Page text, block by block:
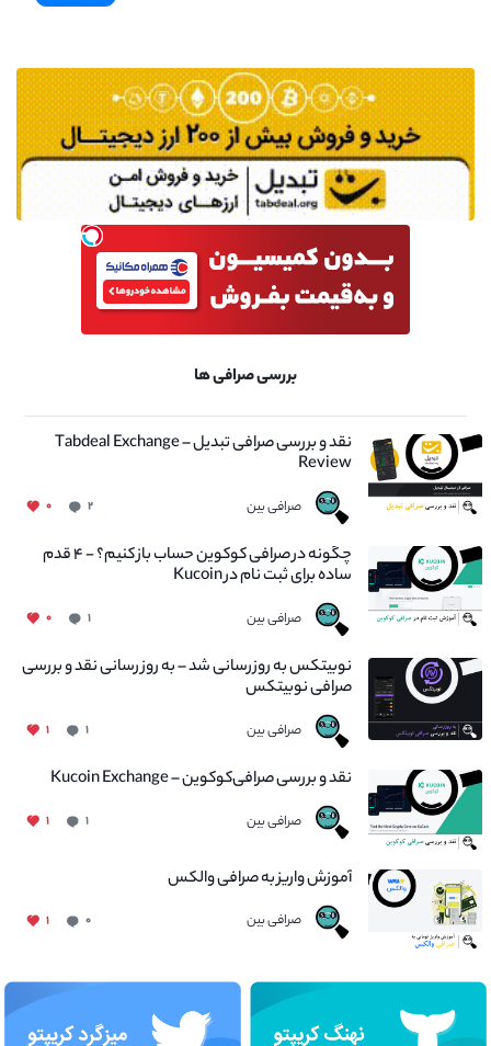
بررسی صرافی ها
نقد و بررسی صرافی تبدیل – Tabdeal Exchange
Review
صرافی بین ۲ ۰
چگونه در صرافی کوکوین حساب باز کنیم؟ - ۴ قدم
ساده برای ثبت نام در Kucoin
صرافی بین ۱ ۰
نوبیتکس به روزرسانی شد – به روز رسانی نقد و بررسی
صرافی نوبیتکس
صرافی بین ۱ ۱
نقد و بررسی صرافی‌کوکوین – Kucoin Exchange
صرافی بین ۱ ۱
آموزش واریز به صرافی والکس
صرافی بین ۰ ۱